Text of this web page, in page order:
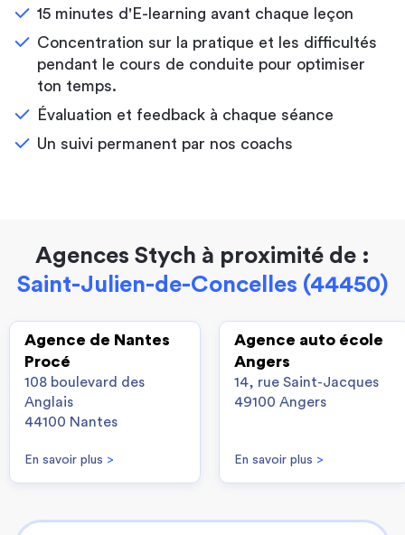
15 minutes d'E-learning avant chaque leçon
Concentration sur la pratique et les difficultés
pendant le cours de conduite pour optimiser
ton temps.
Évaluation et feedback à chaque séance
Un suivi permanent par nos coachs
Agences Stych à proximité de :
Saint-Julien-de-Concelles (44450)
Agence de Nantes
Procé
108 boulevard des
Anglais
44100 Nantes
En savoir plus >
Agence auto école
Angers
14, rue Saint-Jacques
49100 Angers
En savoir plus >